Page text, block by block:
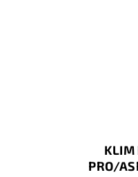
KLIM
PRO/